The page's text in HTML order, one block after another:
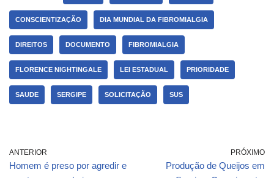
CONSCIENTIZAÇÃO DIA MUNDIAL DA FIBROMIALGIA
DIREITOS DOCUMENTO FIBROMIALGIA
FLORENCE NIGHTINGALE LEI ESTADUAL PRIORIDADE
SAUDE SERGIPE SOLICITAÇÃO SUS
ANTERIOR
Homem é preso por agredir e
PRÓXIMO
Produção de Queijos em